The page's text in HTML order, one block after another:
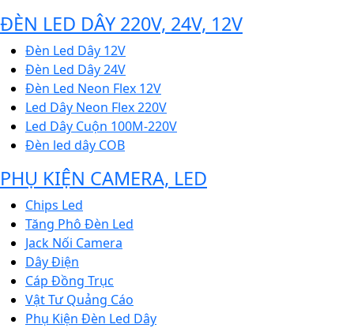
ĐÈN LED DÂY 220V, 24V, 12V
Đèn Led Dây 12V
Đèn Led Dây 24V
Đèn Led Neon Flex 12V
Led Dây Neon Flex 220V
Led Dây Cuộn 100M-220V
Đèn led dây COB
PHỤ KIỆN CAMERA, LED
Chips Led
Tăng Phô Đèn Led
Jack Nối Camera
Dây Điện
Cáp Đồng Trục
Vật Tư Quảng Cáo
Phụ Kiện Đèn Led Dây